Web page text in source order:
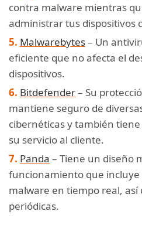
contra malware mientras
administrar tus dispositivos
Malwarebytes– Un
eficiente que no afecta el
dispositivos.
Bitdefender– Su
mantiene seguro de
cibernéticas y también
su servicio al cliente.
Panda – Tiene un diseño
funcionamiento que
malware en tiempo real, así
periódicas.